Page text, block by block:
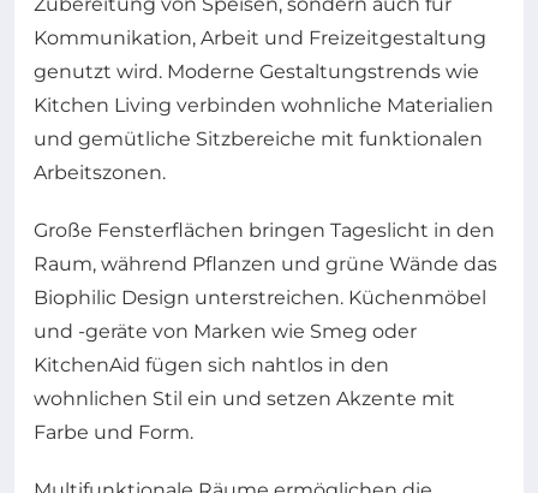
Zubereitung von Speisen, sondern auch für
Kommunikation, Arbeit und Freizeitgestaltung
genutzt wird. Moderne Gestaltungstrends wie
Kitchen Living verbinden wohnliche Materialien
und gemütliche Sitzbereiche mit funktionalen
Arbeitszonen.
Große Fensterflächen bringen Tageslicht in den
Raum, während Pflanzen und grüne Wände das
Biophilic Design unterstreichen. Küchenmöbel
und -geräte von Marken wie Smeg oder
KitchenAid fügen sich nahtlos in den
wohnlichen Stil ein und setzen Akzente mit
Farbe und Form.